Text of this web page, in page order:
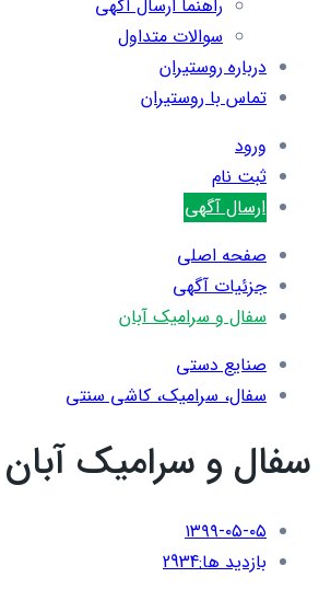
راهنما ارسال آگهی
سوالات متداول
درباره روستیران
تماس با روستیران
ورود
ثبت نام
ارسال آگهی
صفحه اصلی
جزئیات آگهی
سفال و سرامیک آبان
صنایع دستی
سفال، سرامیک، کاشی سنتی
سفال و سرامیک آبان
۱۳۹۹-۰۵-۰۵
بازدید ها:2934